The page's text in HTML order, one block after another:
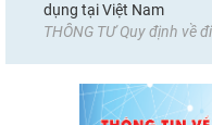
dụng tại Việt Nam
THÔNG TƯ Quy định về